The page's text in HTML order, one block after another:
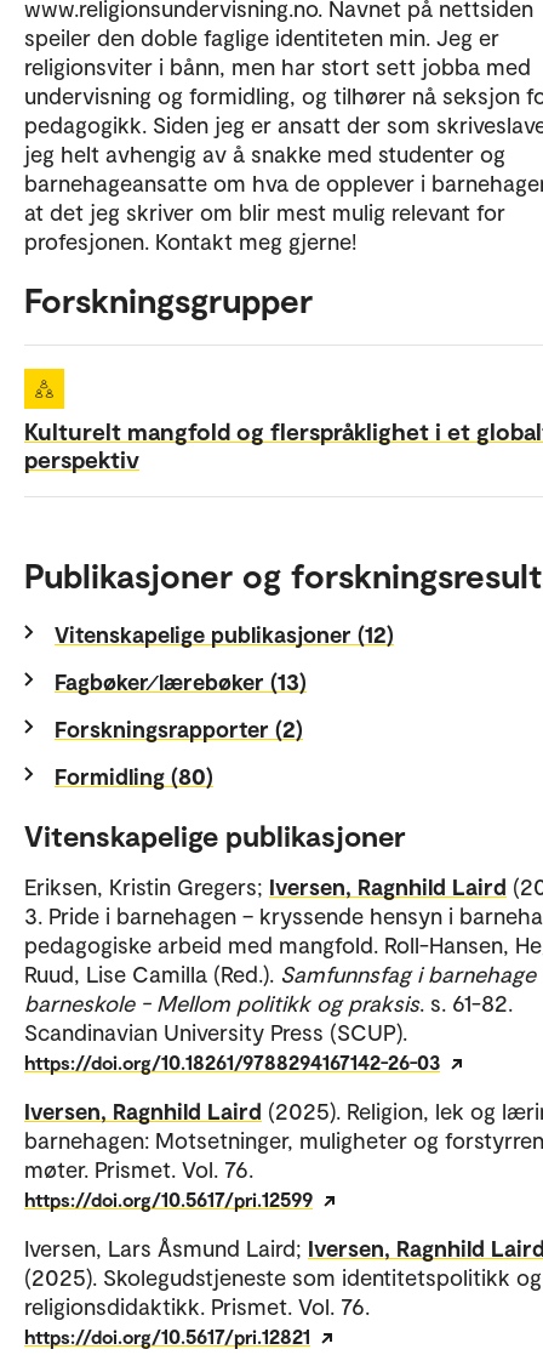
www.religionsundervisning.no. Navnet på nettsiden
speiler den doble faglige identiteten min. Jeg er
religionsviter i bånn, men har stort sett jobba med
undervisning og formidling, og tilhører nå seksjon
pedagogikk. Siden jeg er ansatt der som
jeg helt avhengig av å snakke med studenter og
barnehageansatte om hva de opplever i
at det jeg skriver om blir mest mulig relevant for
profesjonen. Kontakt meg gjerne!
Forskningsgrupper
Kulturelt mangfold og flerspråklighet i et
perspektiv
Publikasjoner og
Vitenskapelige publikasjoner (12)
Fagbøker⁄lærebøker (13)
Forskningsrapporter (2)
Formidling (80)
Vitenskapelige publikasjoner
Eriksen, Kristin Gregers; Iversen, Ragnhild Laird
3. Pride i barnehagen – kryssende hensyn i
pedagogiske arbeid med mangfold. Roll-Hansen,
Ruud, Lise Camilla (Red.). Samfunnsfag i barnehage
barneskole - Mellom politikk og praksis. s. 61-82.
Scandinavian University Press (SCUP).
https://doi.org/10.18261/9788294167142-26-03
Iversen, Ragnhild Laird (2025). Religion, lek og
barnehagen: Motsetninger, muligheter og
møter. Prismet. Vol. 76.
https://doi.org/10.5617/pri.12599
Iversen, Lars Åsmund Laird; Iversen, Ragnhild
(2025). Skolegudstjeneste som identitetspolitikk og
religionsdidaktikk. Prismet. Vol. 76.
https://doi.org/10.5617/pri.12821